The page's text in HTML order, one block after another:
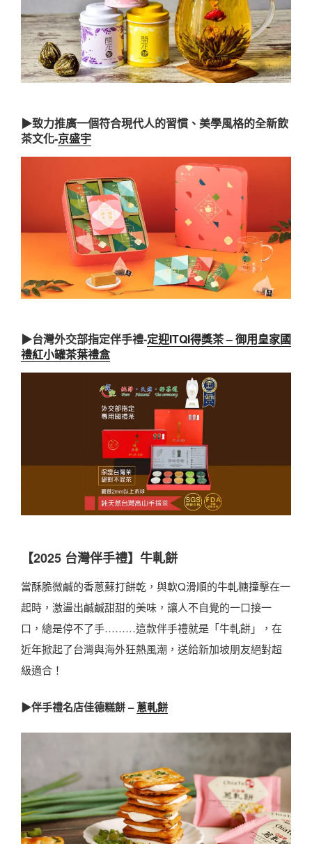
▶致力推廣一個符合現代人的習慣、美學風格的全新飲
茶文化-京盛宇
▶台灣外交部指定伴手禮-定迎ITQI得獎茶 – 御用皇家國
禮紅小罐茶葉禮盒
【2025 台灣伴手禮】牛軋餅
當酥脆微鹹的香蔥蘇打餅乾，與軟Q滑順的牛軋糖撞擊在一
起時，激盪出鹹鹹甜甜的美味，讓人不自覺的一口接一
口，總是停不了手………這款伴手禮就是「牛軋餅」，在
近年掀起了台灣與海外狂熱風潮，送給新加坡朋友絕對超
級適合！
▶伴手禮名店佳德糕餅 –蔥軋餅